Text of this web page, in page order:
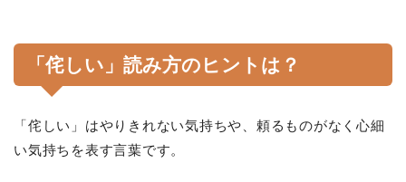
「侘しい」読み方のヒントは？
「侘しい」はやりきれない気持ちや、頼るものがなく心細
い気持ちを表す言葉です。